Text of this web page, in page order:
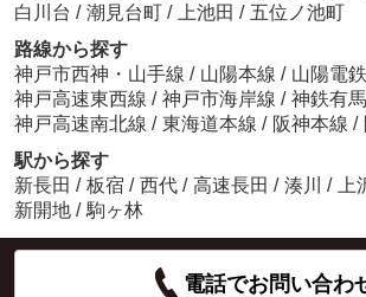
白川台 / 潮見台町 / 上池田 / 五位ノ池町
路線から探す
神戸市西神・山手線 / 山陽本線 / 山陽電
神戸高速東西線 / 神戸市海岸線 / 神鉄有
神戸高速南北線 / 東海道本線 / 阪神本線 /
駅から探す
新長田 / 板宿 / 西代 / 高速長田 / 湊川 / 上
新開地 / 駒ヶ林
電話でお問い合わ